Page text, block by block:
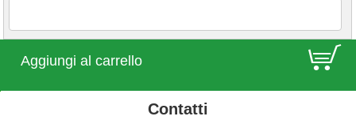
Aggiungi al carrello E
Contatti